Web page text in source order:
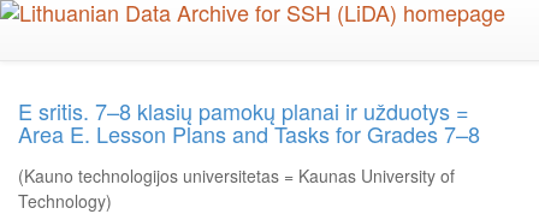
Skip
E sritis. 7–8 klasių pamokų planai ir užduotys =
Area E. Lesson Plans and Tasks for Grades 7–8
(Kauno technologijos universitetas = Kaunas University of
Technology)